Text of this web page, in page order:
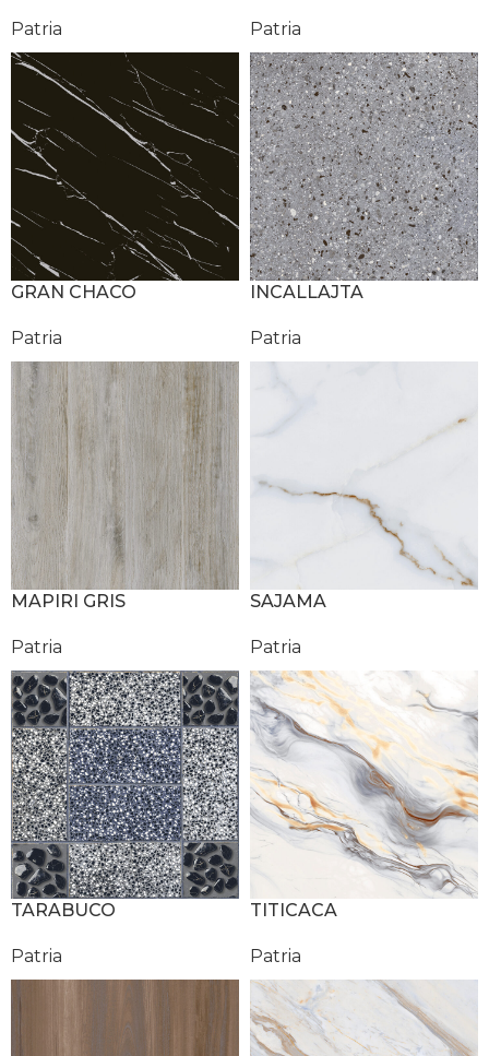
Patria Patria
GRAN CHACO
Patria
INCALLAJTA
Patria
MAPIRI GRIS
Patria
SAJAMA
Patria
TARABUCO
Patria
TITICACA
Patria